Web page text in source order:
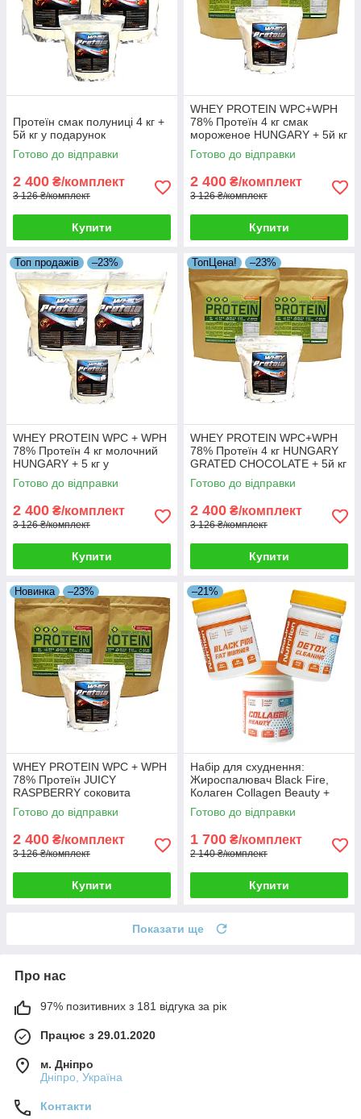
Протеїн смак полуниці 4 кг +
5й кг у подарунок
Готово до відправки
2 400 ₴/комплект
3 126 ₴/комплект
Купити
WHEY PROTEIN WPC+WPH
78% Протеїн 4 кг смак
мороженое HUNGARY + 5й кг
Протеїну в Подарунок!
Готово до відправки
2 400 ₴/комплект
3 126 ₴/комплект
Купити
Топ продажів –23%
WHEY PROTEIN WPC + WPH
78% Протеїн 4 кг молочний
HUNGARY + 5 кг у
Подарунок!
Готово до відправки
2 400 ₴/комплект
3 126 ₴/комплект
Купити
ТопЦена! –23%
WHEY PROTEIN WPC+WPH
78% Протеїн 4 кг HUNGARY
GRATED CHOCOLATE + 5й кг
у Подарунок!
Готово до відправки
2 400 ₴/комплект
3 126 ₴/комплект
Купити
Новинка –23%
WHEY PROTEIN WPC + WPH
78% Протеїн JUICY
RASPBERRY соковита
малина 4 кг HUNGARY + 5й
кг у Подарунок!
Готово до відправки
2 400 ₴/комплект
3 126 ₴/комплект
Купити
–21%
Набір для схуднення:
Жироспалювач Black Fire,
Колаген Collagen Beauty +
Детокс Detox Cleaning у
подарунок
Готово до відправки
1 700 ₴/комплект
2 140 ₴/комплект
Купити
Показати ще
Про нас
97% позитивних з 181 відгука за рік
Працює з 29.01.2020
м. Дніпро
Дніпро, Україна
Контакти